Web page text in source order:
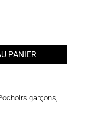
PANIER
garçons,